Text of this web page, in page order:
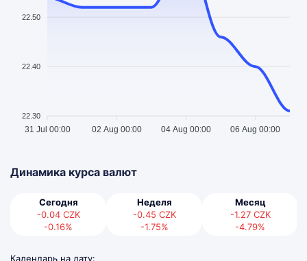
22.50
22.40
22.30
31 Jul 00:00 02 Aug 00:00 04 Aug 00:00 06 Aug 00:00
Динамика курса валют
Сегодня
-0.04 CZK
-0.16%
Неделя
-0.45 CZK
-1.75%
Месяц
-1.27 CZK
-4.79%
Календарь на дату: